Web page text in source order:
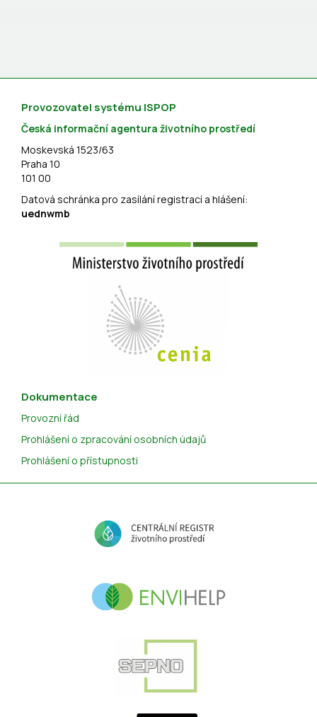
Provozovatel systému ISPOP
Česká informační agentura životního prostředí
Moskevská 1523/63
Praha 10
101 00
Datová schránka pro zasílání registrací a hlášení:
uednwmb
Dokumentace
Provozní řád
Prohlášení o zpracování osobních údajů
Prohlášení o přístupnosti